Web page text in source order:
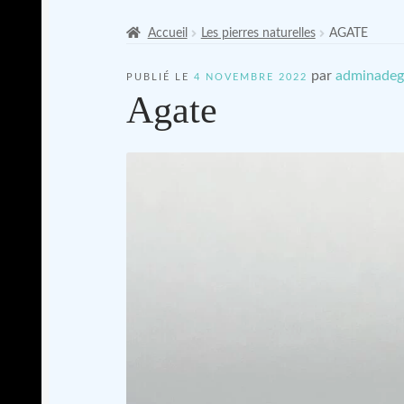
Accueil Les pierres naturelles AGATE
PUBLIÉ LE4 NOVEMBRE 2022 par
Agate